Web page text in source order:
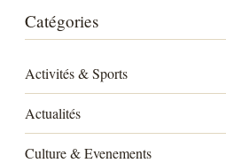
Catégories
Activités & Sports
Actualités
Culture & Evenements